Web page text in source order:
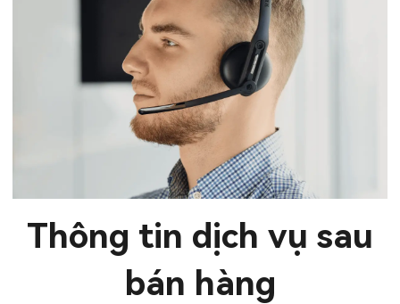
Thông tin dịch vụ sau
bán hàng